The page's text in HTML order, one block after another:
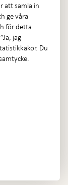
att samla in
ge våra
för detta
jag
Du